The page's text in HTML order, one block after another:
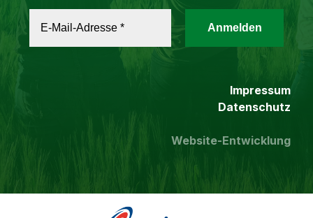
Impressum
Datenschutz
Website-Entwicklung